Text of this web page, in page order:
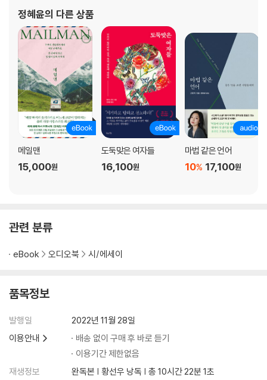
정혜윤의 다른 상품
메일맨
15,000원
도둑맞은 여자들
16,100원
마법 같은 언어
17,100원
10%
관련 분류
eBook 오디오북 시/에세이
품목정보
발행일
2022년 11월 28일
이용안내
배송 없이 구매 후 바로 듣기
이용기간 제한없음
재생정보
완독본 | 황선우 낭독 | 총 10시간 22분 1초